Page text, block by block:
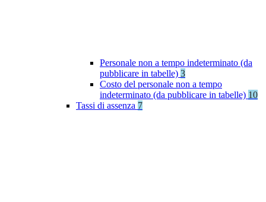
Personale non a tempo indeterminato (da
pubblicare in tabelle) 3
Costo del personale non a tempo
indeterminato (da pubblicare in tabelle) 10
Tassi di assenza 7